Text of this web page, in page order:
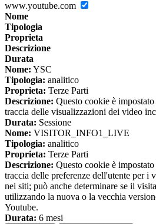
www.youtube.com
Nome
Tipologia
Proprieta
Descrizione
Durata
Nome: YSC
Tipologia: analitico
Proprieta: Terze Parti
Descrizione: Questo cookie è
traccia delle visualizzazioni dei video
Durata: Sessione
Nome: VISITOR_INFO1_LIVE
Tipologia: analitico
Proprieta: Terze Parti
Descrizione: Questo cookie è
traccia delle preferenze dell'utente per i
nei siti; può anche determinare se il
utilizzando la nuova o la vecchia
Youtube.
Durata: 6 mesi